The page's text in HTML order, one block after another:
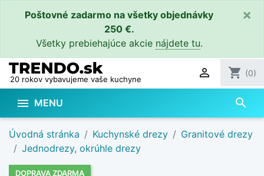
Poštovné zadarmo na všetky objednávky
250 €.
Všetky prebiehajúce akcie nájdete tu.
×
20 rokov vybavujeme vaše kuchyne  shopping_cart (0)
 MENU search
Úvodná stránka Kuchynské drezy
Granitové drezy
Jednodrezy, okrúhle drezy
DOPRAVA ZDARMA